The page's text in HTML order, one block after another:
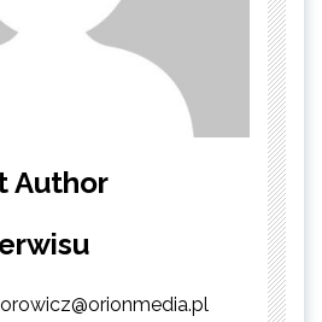
Author